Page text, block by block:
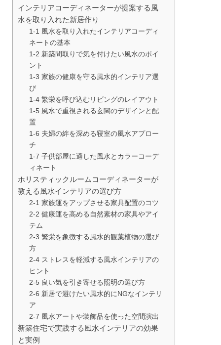
インテリアコーディネーターが提案する風
水を取り入れた新居作り
1-1 風水を取り入れたインテリアコーディ
ネートの基本
1-2 新築間取りで気を付けたい風水のポイ
ント
1-3 家族の健康を守る風水的インテリア選
び
1-4 繁栄を呼び込むリビングのレイアウト
1-5 風水で重視される玄関のデザインと配
置
1-6 夫婦の絆を深める寝室の風水アプロー
チ
1-7 子供部屋に適した風水とカラーコーデ
ィネート
ホリスティックルームコーディネーターが
教える風水インテリアの選び方
2-1 家族運をアップさせる家具配置のコツ
2-2 健康運を高める自然素材の家具やアイ
テム
2-3 繁栄を象徴する風水的観葉植物の選び
方
2-4 ストレスを軽減する風水インテリアの
ヒント
2-5 良い気を引き寄せる照明の選び方
2-6 新居で避けたい風水的にNGなインテリ
ア
2-7 風水アートや装飾品を使った空間演出
新築住宅で実践する風水インテリアの効果
と実例